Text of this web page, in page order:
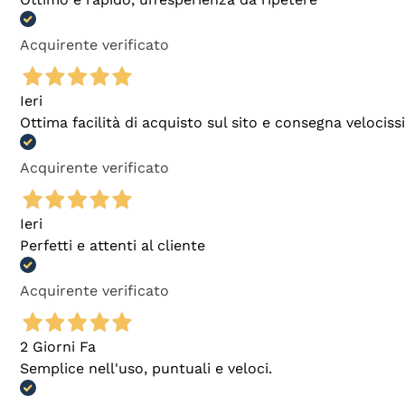
Acquirente verificato
Ieri
Ottima facilità di acquisto sul sito e consegna
Acquirente verificato
Ieri
Perfetti e attenti al cliente
Acquirente verificato
2 Giorni Fa
Semplice nell'uso, puntuali e veloci.